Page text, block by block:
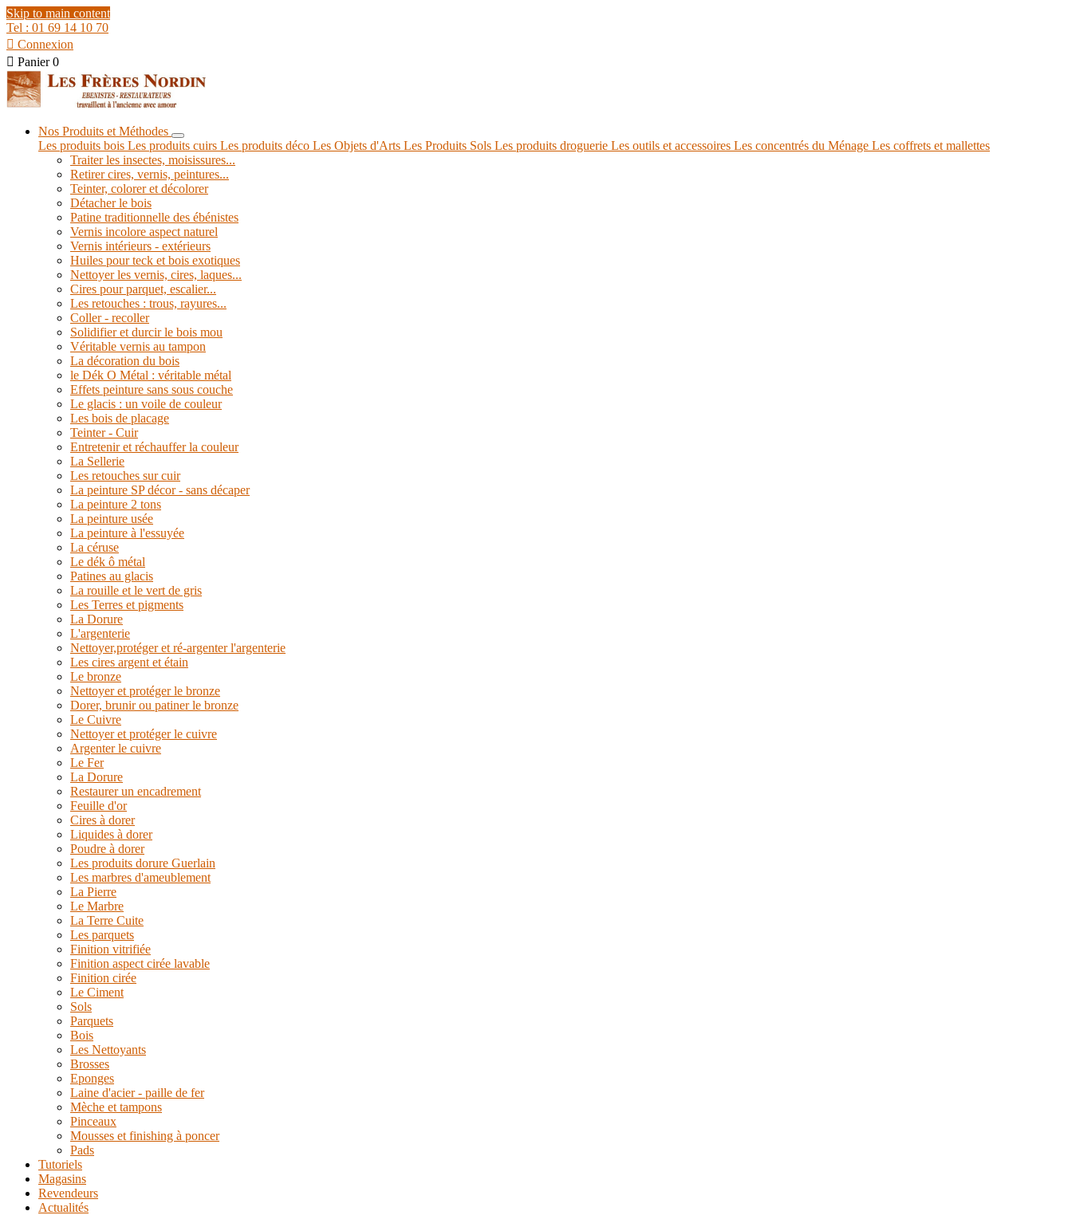
Skip to main content
Tel : 01 69 14 10 70
 Connexion
 Panier 0
Nos Produits et Méthodes
Les produits bois Les produits cuirs Les produits déco Les Objets d'Arts Les Produits Sols Les produits droguerie Les outils et accessoires Les concentrés du Ménage Les coffrets et mallettes
Traiter les insectes, moisissures...
Retirer cires, vernis, peintures...
Teinter, colorer et décolorer
Détacher le bois
Patine traditionnelle des ébénistes
Vernis incolore aspect naturel
Vernis intérieurs - extérieurs
Huiles pour teck et bois exotiques
Nettoyer les vernis, cires, laques...
Cires pour parquet, escalier...
Les retouches : trous, rayures...
Coller - recoller
Solidifier et durcir le bois mou
Véritable vernis au tampon
La décoration du bois
le Dék O Métal : véritable métal
Effets peinture sans sous couche
Le glacis : un voile de couleur
Les bois de placage
Teinter - Cuir
Entretenir et réchauffer la couleur
La Sellerie
Les retouches sur cuir
La peinture SP décor - sans décaper
La peinture 2 tons
La peinture usée
La peinture à l'essuyée
La céruse
Le dék ô métal
Patines au glacis
La rouille et le vert de gris
Les Terres et pigments
La Dorure
L'argenterie
Nettoyer,protéger et ré-argenter l'argenterie
Les cires argent et étain
Le bronze
Nettoyer et protéger le bronze
Dorer, brunir ou patiner le bronze
Le Cuivre
Nettoyer et protéger le cuivre
Argenter le cuivre
Le Fer
La Dorure
Restaurer un encadrement
Feuille d'or
Cires à dorer
Liquides à dorer
Poudre à dorer
Les produits dorure Guerlain
Les marbres d'ameublement
La Pierre
Le Marbre
La Terre Cuite
Les parquets
Finition vitrifiée
Finition aspect cirée lavable
Finition cirée
Le Ciment
Sols
Parquets
Bois
Les Nettoyants
Brosses
Eponges
Laine d'acier - paille de fer
Mèche et tampons
Pinceaux
Mousses et finishing à poncer
Pads
Tutoriels
Magasins
Revendeurs
Actualités